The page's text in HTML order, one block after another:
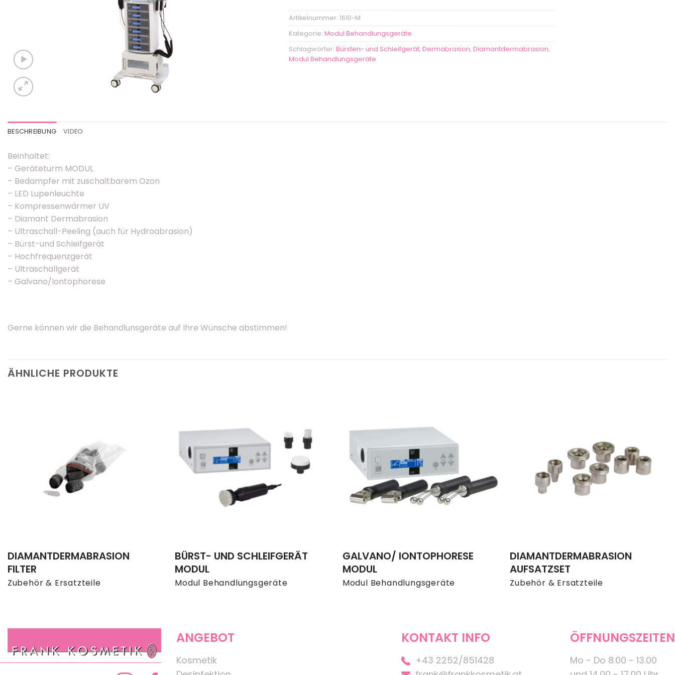
Artikelnummer: 1610-M
Kategorie: Modul Behandlungsgeräte
Schlagwörter: Bürsten- und Schleifgerät, Dermabrasion, Diamantdermabrasion,
Modul Behandlungsgeräte
BESCHREIBUNG VIDEO
Beinhaltet:
– Geräteturm MODUL
– Bedampfer mit zuschaltbarem Ozon
– LED Lupenleuchte
– Kompressenwärmer UV
– Diamant Dermabrasion
– Ultraschall-Peeling (auch für Hydroabrasion)
– Bürst-und Schleifgerät
– Hochfrequenzgerät
– Ultraschallgerät
– Galvano/Iontophorese
Gerne können wir die Behandlunsgeräte auf Ihre Wünsche abstimmen!
ÄHNLICHE PRODUKTE
Zubehör & Ersatzteile
DIAMANTDERMABRASION
FILTER
Modul Behandlungsgeräte
BÜRST- UND SCHLEIFGERÄT
MODUL
Modul Behandlungsgeräte
GALVANO/ IONTOPHORESE
MODUL
Zubehör & Ersatzteile
DIAMANTDERMABRASION
AUFSATZSET
ANGEBOT
Kosmetik
KONTAKT INFO
+43 2252/851428
ÖFFNUNGSZEITEN
Mo - Do 8.00 - 13.00